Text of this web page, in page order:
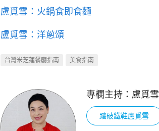
盧覓雪：火鍋食即食麵
盧覓雪：洋蔥頌
台灣米芝蓮餐廳指南 美食指南
專欄主持： 盧覓雪
踏破鐵鞋盧覓雪